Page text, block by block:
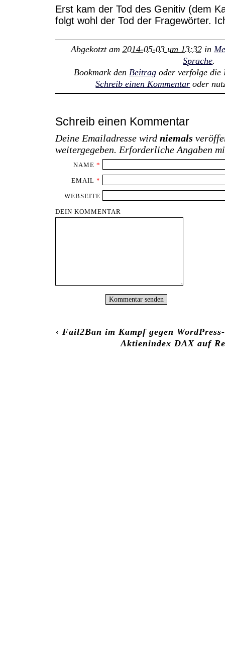
Erst kam der Tod des Genitiv (dem
folgt wohl der Tod der Fragewörter.
Abgekotzt am 2014-05-03 um 13:32in
Sprache.
Bookmark den Beitragoder verfolge die
Schreib einen Kommentar oder
Schreib einen Kommentar
Deine Emailadresse wird niemals
weitergegeben. Erforderliche Angaben
NAME *
EMAIL *
WEBSEITE
DEIN KOMMENTAR
‹Fail2Ban im Kampf gegen
Aktienindex DAX auf